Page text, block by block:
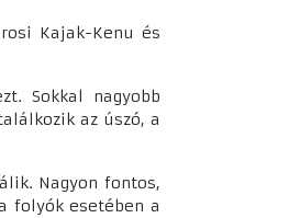
Kajak-Kenu és
Sokkal nagyobb
az úszó, a
Nagyon fontos,
folyók esetében a